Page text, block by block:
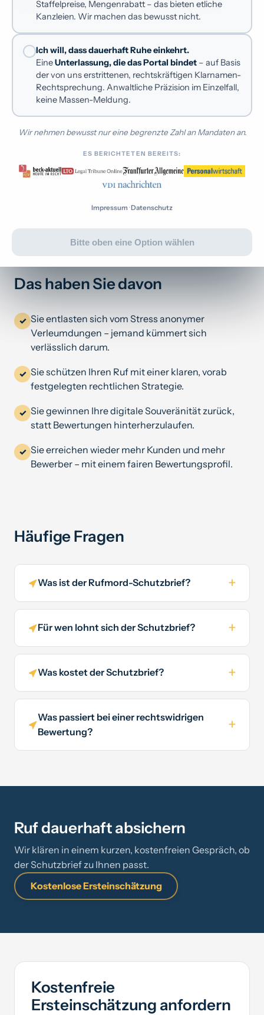
Kununu verklagen
Dauermandat mit Dauerschutz
Staffelpreise, Mengenrabatt – das bieten etliche
Kanzleien. Wir machen das bewusst nicht.
Ich will, dass dauerhaft Ruhe einkehrt.
EineUnterlassung, die das Portal bindet – auf Basis
der von uns erstrittenen, rechtskräftigen Klarnamen-
Rechtsprechung. Anwaltliche Präzision im Einzelfall,
keine Massen-Meldung.
Wir nehmen bewusst nur eine begrenzte Zahl an Mandaten an.
ES BERICHTETEN BEREITS:
Impressum ·Datenschutz
Bitte oben eine Option wählen
Ihr Ruf entscheidet täglich darüber, ob Kunden
kaufen und Fachkräfte sich bewerben. Der
Rufmord-Schutzbrief nimmt Ihnen die laufende
Sorge ab: Wir behalten Ihre Bewertungsprofile im
Blick und gehen gegen rechtswidrige Einträge vor,
sobald sie erscheinen – gestützt auf den
Klarnamen-Beschluss, den diese Kanzlei vor dem
Das haben Sie davon
✓ Sie entlasten sich vom Stress anonymer
Verleumdungen – jemand kümmert sich
verlässlich darum.
✓ Sie schützen Ihren Ruf mit einer klaren, vorab
festgelegten rechtlichen Strategie.
✓ Sie gewinnen Ihre digitale Souveränität zurück,
statt Bewertungen hinterherzulaufen.
✓ Sie erreichen wieder mehr Kunden und mehr
Bewerber – mit einem fairen Bewertungsprofil.
Häufige Fragen
Was ist der Rufmord-Schutzbrief?
Für wen lohnt sich der Schutzbrief?
Was kostet der Schutzbrief?
Was passiert bei einer rechtswidrigen
Bewertung?
Ruf dauerhaft absichern
Wir klären in einem kurzen, kostenfreien Gespräch, ob
der Schutzbrief zu Ihnen passt.
Kostenlose Ersteinschätzung
Kostenfreie
Ersteinschätzung anfordern